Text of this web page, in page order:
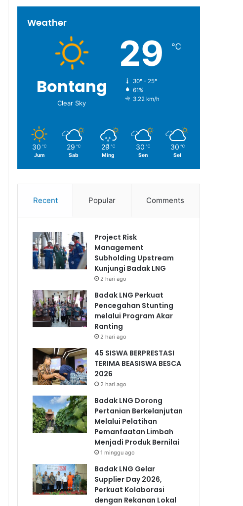
Weather
Bontang
Clear Sky
29 ℃
30º - 25º
61%
3.22 km/h
30 ℃
Jum
29 ℃
Sab
29 ℃
Ming
30 ℃
Sen
30 ℃
Sel
Recent Popular Comments
Project Risk
Management
Subholding Upstream
Kunjungi Badak LNG
2 hari ago
Badak LNG Perkuat
Pencegahan Stunting
melalui Program Akar
Ranting
2 hari ago
45 SISWA BERPRESTASI
TERIMA BEASISWA BESCA
2026
2 hari ago
Badak LNG Dorong
Pertanian Berkelanjutan
Melalui Pelatihan
Pemanfaatan Limbah
Menjadi Produk Bernilai
1 minggu ago
Badak LNG Gelar
Supplier Day 2026,
Perkuat Kolaborasi
dengan Rekanan Lokal